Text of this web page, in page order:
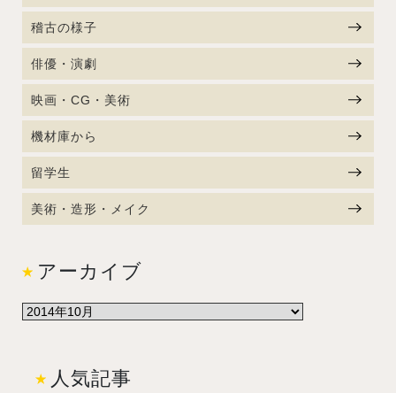
稽古の様子
俳優・演劇
映画・CG・美術
機材庫から
留学生
美術・造形・メイク
アーカイブ
人気記事